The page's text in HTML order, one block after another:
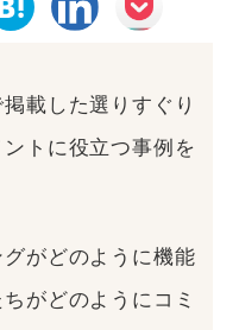
載した選りすぐり
トに役立つ事例を
がどのように機能
がどのようにコミ